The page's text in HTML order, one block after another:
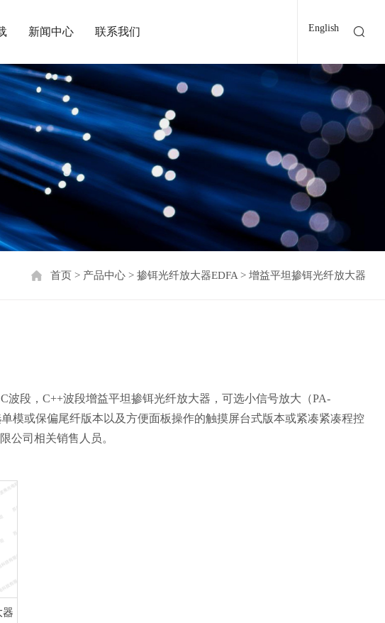
新闻中心 联系我们 English
首页 > 产品中心 >掺铒光纤放大器EDFA >增益平坦掺铒光纤放大器
段，C++波段增益平坦掺铒光纤放大器，可选小信号放大（PA-
模或保偏尾纤版本以及方便面板操作的触摸屏台式版本或紧凑紧凑程控
公司相关销售人员。
器